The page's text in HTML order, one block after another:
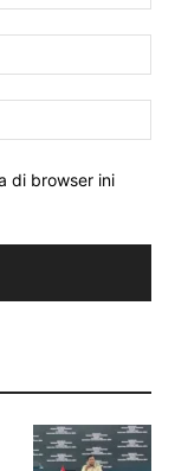
di browser ini